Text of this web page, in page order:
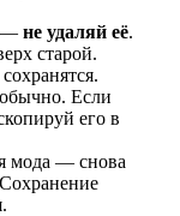
— не удаляй её.
старой.
Если
его в
мода — снова